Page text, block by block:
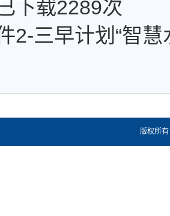
下载2289次
2-三早计划“智
版权所